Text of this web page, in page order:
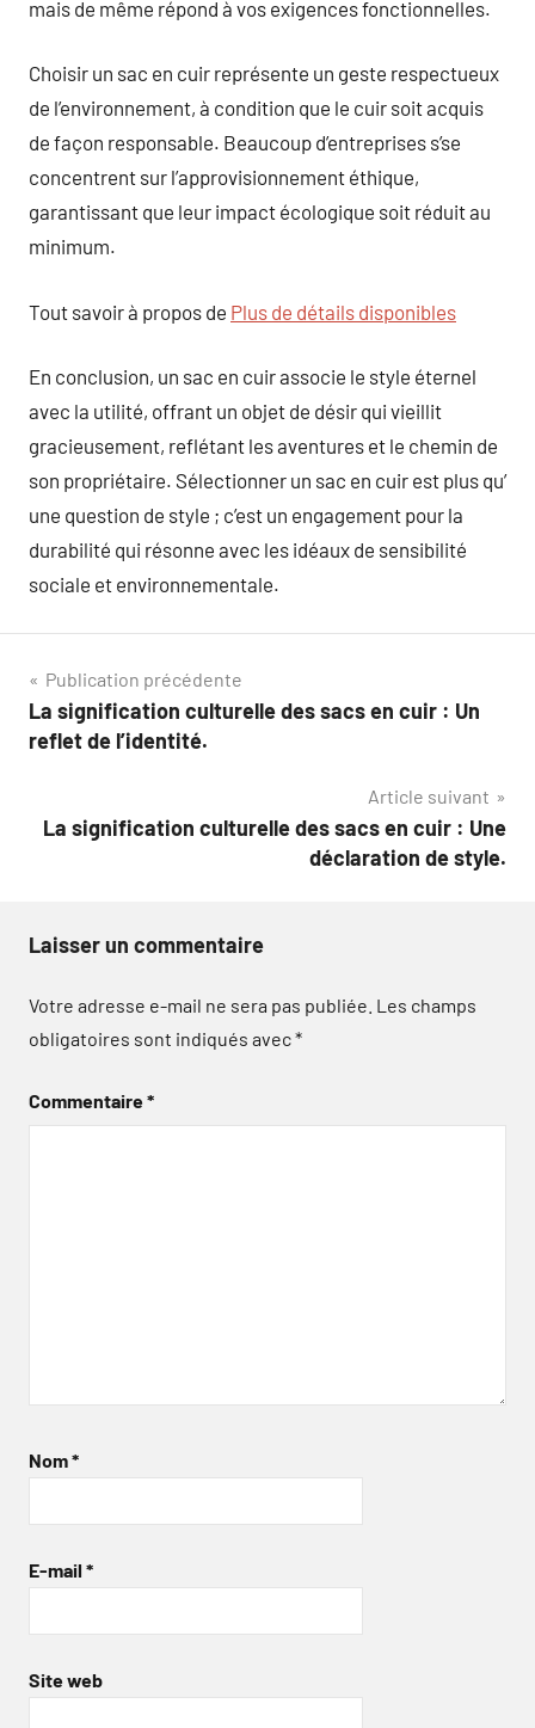
mais de même répond à vos exigences fonctionnelles.
Choisir un sac en cuir représente un geste respectueux
de l’environnement, à condition que le cuir soit acquis
de façon responsable. Beaucoup d’entreprises s’se
concentrent sur l’approvisionnement éthique,
garantissant que leur impact écologique soit réduit au
minimum.
Tout savoir à propos de Plus de détails disponibles
En conclusion, un sac en cuir associe le style éternel
avec la utilité, offrant un objet de désir qui vieillit
gracieusement, reflétant les aventures et le chemin de
son propriétaire. Sélectionner un sac en cuir est plus qu’
une question de style ; c’est un engagement pour la
durabilité qui résonne avec les idéaux de sensibilité
sociale et environnementale.
Navigation
de
Publication précédente
La signification culturelle des sacs en cuir : Un
reflet de l’identité.
Article suivant
La signification culturelle des sacs en cuir : Une
déclaration de style.
Laisser un commentaire
Votre adresse e-mail ne sera pas publiée. Les champs
obligatoires sont indiqués avec*
Commentaire*
Nom*
E-mail *
Site web